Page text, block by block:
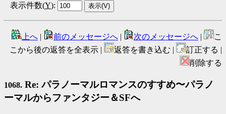
表示件数(Y):
上へ | 前のメッセージへ | 次のメッセージへ |
こ
こから後の返答を全表示 |
返答を書き込む |
訂正する |
削除する
1068. Re: パラノーマルロマンスのすすめ〜パラノ
ーマルからファンタジー＆SFへ